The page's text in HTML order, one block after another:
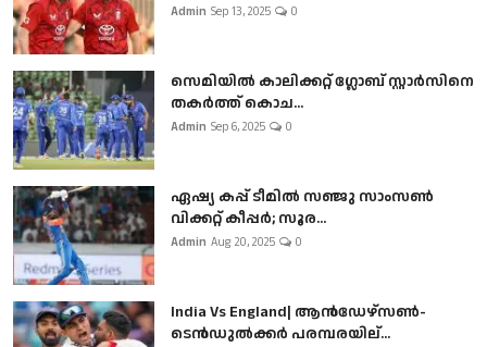
Admin Sep 13, 2025 0
സെമിയിൽ കാലിക്കറ്റ് ഗ്ലോബ് സ്റ്റാർസിനെ
തകർത്ത് കൊച...
Admin Sep 6, 2025 0
ഏഷ്യ കപ്പ് ടീമിൽ സഞ്ജു സാംസൺ
വിക്കറ്റ് കീപ്പർ; സൂര...
Admin Aug 20, 2025 0
India Vs England| ആൻഡേഴ്സൺ-
ടെൻഡുല്‍ക്കർ പരമ്പരയില്...